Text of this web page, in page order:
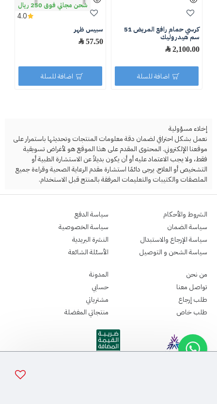
كرسي حمام رافع المريض 51
سم هيدروليك
2,100.00 ﷼
اضافة للسلة
شحن مجاني فوق 250 ريال
سبيس ظهر
57.50 ﷼
4.0
اضافة للسلة
إخلاء مسؤولية
نعمل بشكل احترافي لضمان دقة معلومات المنتجات وتحديثها باستمرار على
موقعنا الإلكتروني. المحتوى المقدم على هذا الموقع هو لأغراض تسويقية
فقط، ولا يجب الاعتماد عليه أو أن يكون بديلاً عن الاستشارة الطبية أو
التشخيص أو العلاج. يرجى دائمًا استشارة مقدم الرعاية الصحية وقراءة جميع
الملصقات والكتيبات والتعليمات المرفقة بالمنتج قبل الاستخدام.
الشروط والأحكام
سياسة الضمان
سياسة الإرجاع والاستبدال
سياسة الشحن و التوصيل
سياسة الدفع
سياسة الخصوصية
النشرة البريدية
الأسئلة الشائعة
من نحن
تواصل معنا
طلب إرجاع
طلب خاص
المدونة
حسابي
مشترياتي
منتجاتي المفضلة